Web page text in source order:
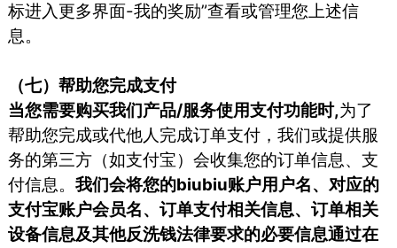
标进入更多界面-我的奖励”查看或管理您上述信
息。
（七）帮助您完成支付
当您需要购买我们产品/服务使用支付功能时,为了
帮助您完成或代他人完成订单支付，我们或提供服
务的第三方（如支付宝）会收集您的订单信息、支
付信息。我们会将您的biubiu账户用户名、对应的
支付宝账户会员名、订单支付相关信息、订单相关
设备信息及其他反洗钱法律要求的必要信息通过在